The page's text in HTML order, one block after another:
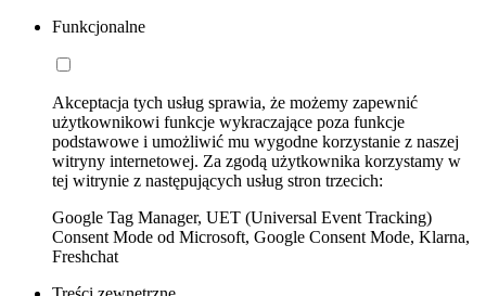
Funkcjonalne
Akceptacja tych usług sprawia, że możemy zapewnić
użytkownikowi funkcje wykraczające poza funkcje
podstawowe i umożliwić mu wygodne korzystanie z naszej
witryny internetowej. Za zgodą użytkownika korzystamy w
tej witrynie z następujących usług stron trzecich:
Google Tag Manager, UET (Universal Event Tracking)
Consent Mode od Microsoft, Google Consent Mode, Klarna,
Freshchat